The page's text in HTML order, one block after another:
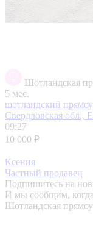
Шотландская
5 мес.
шотландский
Свердловская обл.,
09:27
10 000 ₽
Ксения
Частный продавец
Подпишитесь на
И мы сообщим,
Шотландская